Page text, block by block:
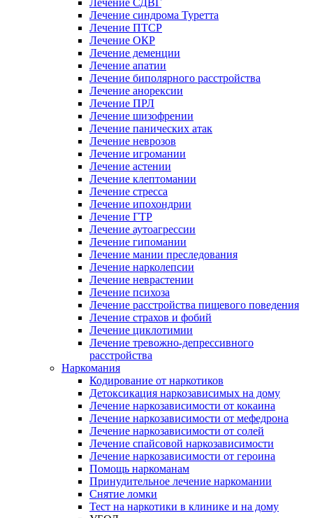
Лечение СДВГ
Лечение синдрома Туретта
Лечение ПТСР
Лечение ОКР
Лечение деменции
Лечение апатии
Лечение биполярного расстройства
Лечение анорексии
Лечение ПРЛ
Лечение шизофрении
Лечение панических атак
Лечение неврозов
Лечение игромании
Лечение астении
Лечение клептомании
Лечение стресса
Лечение ипохондрии
Лечение ГТР
Лечение аутоагрессии
Лечение гипомании
Лечение мании преследования
Лечение нарколепсии
Лечение неврастении
Лечение психоза
Лечение расстройства пищевого поведения
Лечение страхов и фобий
Лечение циклотимии
Лечение тревожно-депрессивного
расстройства
Наркомания
Кодирование от наркотиков
Детоксикация наркозависимых на дому
Лечение наркозависимости от кокаина
Лечение наркозависимости от мефедрона
Лечение наркозависимости от солей
Лечение спайсовой наркозависимости
Лечение наркозависимости от героина
Помощь наркоманам
Принудительное лечение наркомании
Снятие ломки
Тест на наркотики в клинике и на дому